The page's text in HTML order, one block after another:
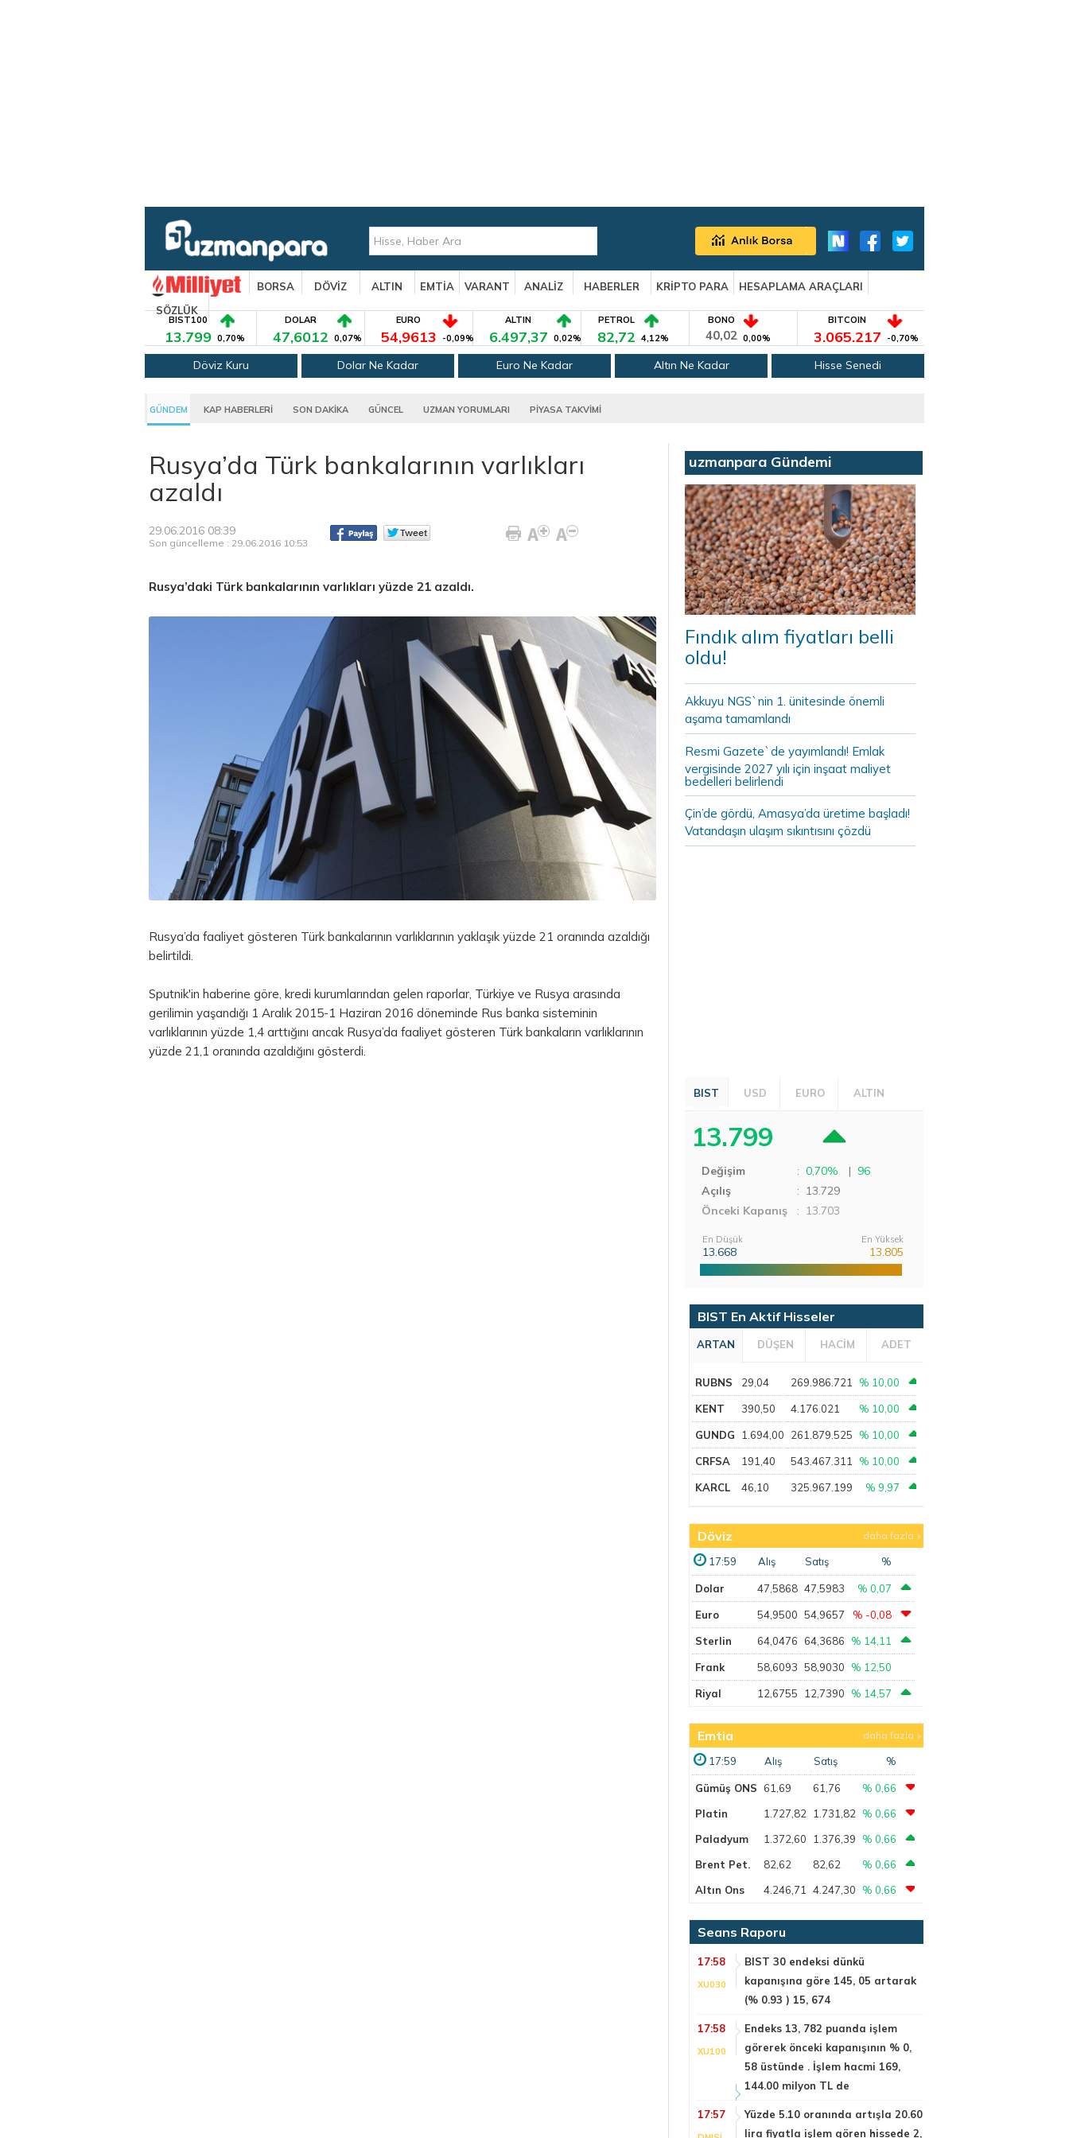
BORSA DÖVİZ ALTIN EMTİA VARANT ANALİZ HABERLER KRİPTO PARA
HESAPLAMA ARAÇLARI
SÖZLÜK
BIST100
13.799 0,70%
DOLAR
47,6012 0,07%
EURO
54,9613 -0,09%
ALTIN
6.497,37 0,02%
PETROL
82,72 4,12%
BONO
40,02 0,00%
BITCOIN
3.065.217 -0,70%
Döviz Kuru Dolar Ne Kadar Euro Ne Kadar Altın Ne Kadar Hisse Senedi
GÜNDEM KAP HABERLERİ SON DAKİKA GÜNCEL UZMAN YORUMLARI PİYASA TAKVİMİ
Rusya’da Türk bankalarının varlıkları
azaldı
29.06.2016 08:39
Son güncelleme : 29.06.2016 10:53
Rusya’daki Türk bankalarının varlıkları yüzde 21 azaldı.
Rusya’da faaliyet gösteren Türk bankalarının varlıklarının yaklaşık yüzde 21 oranında azaldığı
belirtildi.
Sputnik'in haberine göre, kredi kurumlarından gelen raporlar, Türkiye ve Rusya arasında
gerilimin yaşandığı 1 Aralık 2015-1 Haziran 2016 döneminde Rus banka sisteminin
varlıklarının yüzde 1,4 arttığını ancak Rusya’da faaliyet gösteren Türk bankaların varlıklarının
yüzde 21,1 oranında azaldığını gösterdi.
uzmanpara Gündemi
Fındık alım fiyatları belli
oldu!
Akkuyu NGS`nin 1. ünitesinde önemli
aşama tamamlandı
Resmi Gazete`de yayımlandı! Emlak
vergisinde 2027 yılı için inşaat maliyet
bedelleri belirlendi
Çin’de gördü, Amasya’da üretime başladı!
Vatandaşın ulaşım sıkıntısını çözdü
BIST USD EURO ALTIN
13.799
Değişim : 0,70% | 96
Açılış
: 13.729
Önceki Kapanış
: 13.703
En Düşük
13.668
En Yüksek
13.805
BIST En Aktif Hisseler
ARTAN DÜŞEN HACİM ADET
RUBNS 29,04 269.986.721 % 10,00
KENT 390,50 4.176.021 % 10,00
GUNDG 1.694,00 261.879.525 % 10,00
CRFSA 191,40 543.467.311 % 10,00
KARCL 46,10 325.967.199 % 9,97
Döviz daha fazla
17:59 Alış Satış %
Dolar 47,5868 47,5983 % 0,07
Euro 54,9500 54,9657 % -0,08
Sterlin 64,0476 64,3686 % 14,11
Frank 58,6093 58,9030 % 12,50
Riyal 12,6755 12,7390 % 14,57
Emtia daha fazla
17:59 Alış Satış %
Gümüş ONS 61,69 61,76
% 0,66
Platin
1.727,82 1.731,82
% 0,66
Paladyum
1.372,60 1.376,39
% 0,66
Brent Pet.
82,62 82,62
% 0,66
Altın Ons
4.246,71 4.247,30 % 0,66
Seans Raporu
17:58
XU030
BIST 30 endeksi dünkü
kapanışına göre 145, 05 artarak
(% 0.93 ) 15, 674
17:58
XU100
Endeks 13, 782 puanda işlem
görerek önceki kapanışının % 0,
58 üstünde . İşlem hacmi 169,
144.00 milyon TL de
17:57
Yüzde 5.10 oranında artışla 20.60
lira fiyatla işlem gören hissede 2,